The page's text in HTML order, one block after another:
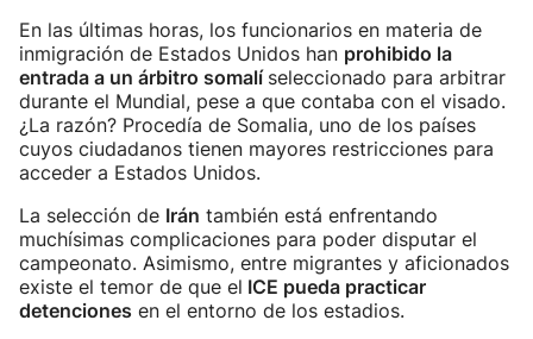
En las últimas horas, los funcionarios en materia de
inmigración de Estados Unidos han prohibido la
entrada a un árbitro somalí seleccionado para arbitrar
durante el Mundial, pese a que contaba con el visado.
¿La razón? Procedía de Somalia, uno de los países
cuyos ciudadanos tienen mayores restricciones para
acceder a Estados Unidos.
La selección de Irán también está enfrentando
muchísimas complicaciones para poder disputar el
campeonato. Asimismo, entre migrantes y aficionados
existe el temor de que el ICE pueda practicar
detenciones en el entorno de los estadios.